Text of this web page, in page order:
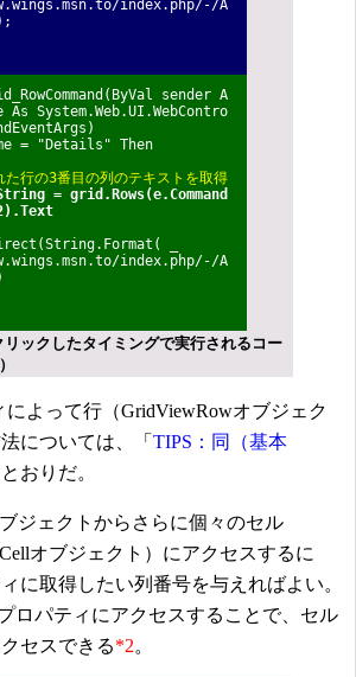
index.php/-/A
sender A
System.Web.UI.WebContro
= "Details" Then
行の3番目の列のテキストを取得
= grid.Rows(e.Command
_
index.php/-/A
リックしたタイミングで実行されるコー
よって行（GridViewRowオブジェク
については、「 TIPS：同（基本
おりだ。
ジェクトからさらに個々のセル
オブジェクト）にアクセスするに
に取得したい列番号を与えればよい。
ロパティにアクセスすることで、セル
セスできる*2。